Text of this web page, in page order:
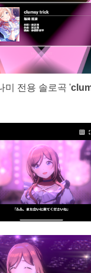
미 전용 솔로곡 '